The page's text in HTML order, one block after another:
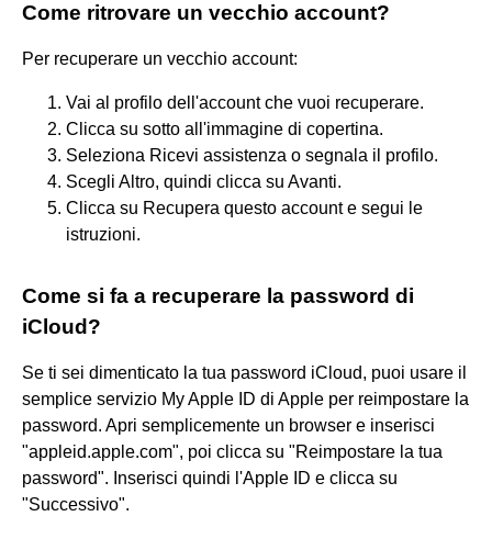
Come ritrovare un vecchio account?
Per recuperare un vecchio account:
Vai al profilo dell'account che vuoi recuperare.
Clicca su sotto all'immagine di copertina.
Seleziona Ricevi assistenza o segnala il profilo.
Scegli Altro, quindi clicca su Avanti.
Clicca su Recupera questo account e segui le
istruzioni.
Come si fa a recuperare la password di
iCloud?
Se ti sei dimenticato la tua password iCloud, puoi usare il
semplice servizio My Apple ID di Apple per reimpostare la
password. Apri semplicemente un browser e inserisci
"appleid.apple.com", poi clicca su "Reimpostare la tua
password". Inserisci quindi l'Apple ID e clicca su
"Successivo".